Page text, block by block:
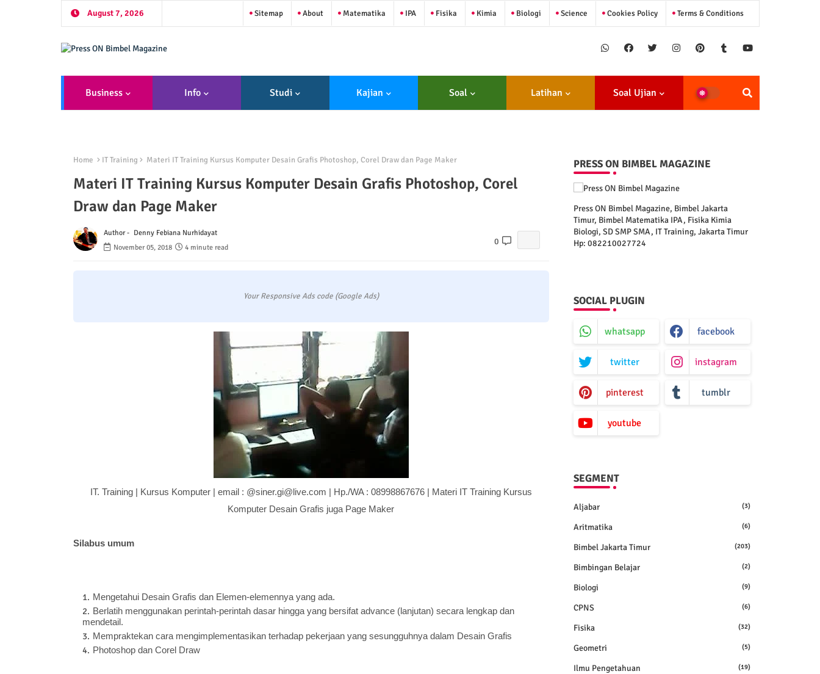
August 7, 2026 Sitemap About Matematika IPA Fisika Kimia Biologi Science Cookies Policy Terms & Conditions
Business Info Studi Kajian Soal Latihan Soal Ujian
Home IT Training Materi IT Training Kursus Komputer Desain Grafis Photoshop, Corel Draw dan Page Maker
Materi IT Training Kursus Komputer Desain Grafis Photoshop, Corel
Draw dan Page Maker
Author - Denny Febiana Nurhidayat
November 05, 2018
4 minute read
0
Your Responsive Ads code (Google Ads)
IT. Training | Kursus Komputer | email : @siner.gi@live.com | Hp./WA : 08998867676 | Materi IT Training Kursus
Komputer Desain Grafis juga Page Maker
Silabus umum
Mengetahui Desain Grafis dan Elemen-elemennya yang ada.
Berlatih menggunakan perintah-perintah dasar hingga yang bersifat advance (lanjutan) secara lengkap dan
mendetail.
Mempraktekan cara mengimplementasikan terhadap pekerjaan yang sesungguhnya dalam Desain Grafis
Photoshop dan Corel Draw
PRESS ON BIMBEL MAGAZINE
Press ON Bimbel Magazine, Bimbel Jakarta
Timur, Bimbel Matematika IPA, Fisika Kimia
Biologi, SD SMP SMA, IT Training, Jakarta Timur
Hp: 082210027724
SOCIAL PLUGIN
whatsapp facebook
twitter instagram
pinterest tumblr
youtube
SEGMENT
Aljabar (3)
Aritmatika (6)
Bimbel Jakarta Timur (203)
Bimbingan Belajar (2)
Biologi (9)
CPNS (6)
Fisika (32)
Geometri (5)
Ilmu Pengetahuan (19)